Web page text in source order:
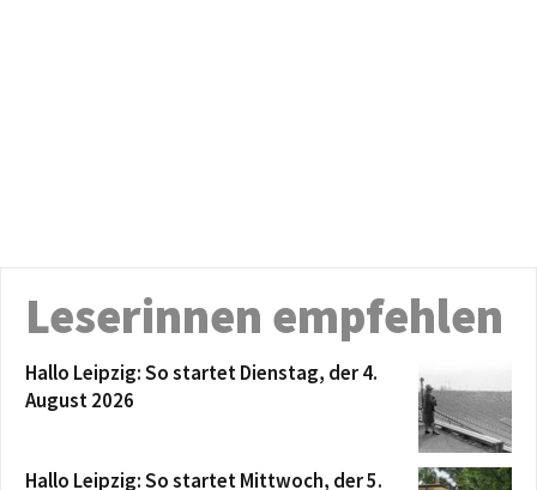
Leserinnen empfehlen
Hallo Leipzig: So startet Dienstag, der 4.
August 2026
Hallo Leipzig: So startet Mittwoch, der 5.